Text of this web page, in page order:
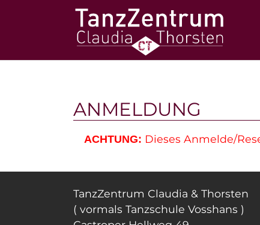
ANMELDUNG
ACHTUNG: Dieses Anmelde/
TanzZentrum Claudia & Thorsten
( vormals Tanzschule Vosshans )